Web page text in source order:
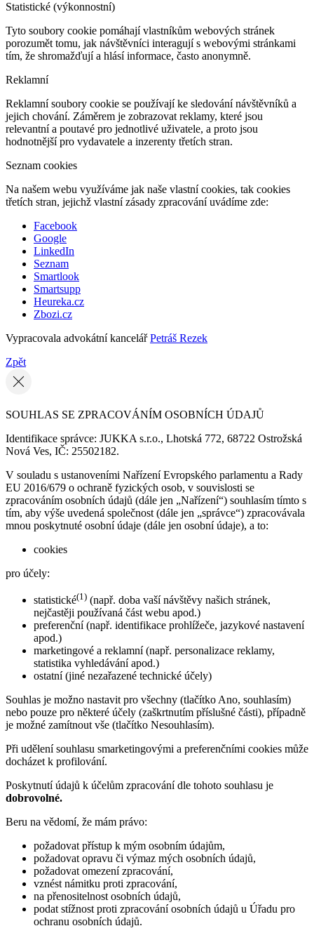
Statistické (výkonnostní)
Tyto soubory cookie pomáhají vlastníkům webových stránek
porozumět tomu, jak návštěvníci interagují s webovými stránkami
tím, že shromažďují a hlásí informace, často anonymně.
Reklamní
Reklamní soubory cookie se používají ke sledování návštěvníků a
jejich chování. Záměrem je zobrazovat reklamy, které jsou
relevantní a poutavé pro jednotlivé uživatele, a proto jsou
hodnotnější pro vydavatele a inzerenty třetích stran.
Seznam cookies
Na našem webu využíváme jak naše vlastní cookies, tak cookies
třetích stran, jejichž vlastní zásady zpracování uvádíme zde:
Facebook
Google
LinkedIn
Seznam
Smartlook
Smartsupp
Heureka.cz
Zbozi.cz
Vypracovala advokátní kancelářPetráš Rezek
Zpět
SOUHLAS SE ZPRACOVÁNÍM OSOBNÍCH ÚDAJŮ
Identifikace správce: JUKKA s.r.o., Lhotská 772, 68722 Ostrožská
Nová Ves, IČ: 25502182.
V souladu s ustanoveními Nařízení Evropského parlamentu a Rady
EU 2016/679 o ochraně fyzických osob, v souvislosti se
zpracováním osobních údajů (dále jen „Nařízení“) souhlasím tímto s
tím, aby výše uvedená společnost (dále jen „správce“) zpracovávala
mnou poskytnuté osobní údaje (dále jen osobní údaje), a to:
cookies
pro účely:
statistické(1) (např. doba vaší návštěvy našich stránek,
nejčastěji používaná část webu apod.)
preferenční (např. identifikace prohlížeče, jazykové nastavení
apod.)
marketingové a reklamní (např. personalizace reklamy,
statistika vyhledávání apod.)
ostatní (jiné nezařazené technické účely)
Souhlas je možno nastavit pro všechny (tlačítko Ano, souhlasím)
nebo pouze pro některé účely (zaškrtnutím příslušné části), případně
je možné zamítnout vše (tlačítko Nesouhlasím).
Při udělení souhlasu smarketingovými a preferenčními cookies může
docházet k profilování.
Poskytnutí údajů k účelům zpracování dle tohoto souhlasu je
dobrovolné.
Beru na vědomí, že mám právo:
požadovat přístup k mým osobním údajům,
požadovat opravu či výmaz mých osobních údajů,
požadovat omezení zpracování,
vznést námitku proti zpracování,
na přenositelnost osobních údajů,
podat stížnost proti zpracování osobních údajů u Úřadu pro
ochranu osobních údajů.